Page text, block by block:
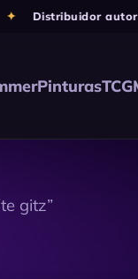
Distribuidor
PinturasTCG
gitz”